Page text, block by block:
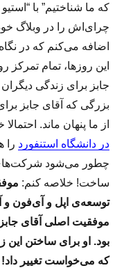
که ما شناختیم” با
چرای‌اش را در وبلاگ
اضافه می‌کنم که در
این روزها، تمام تمرکز
جابز برای زندگی دیگران
بزرگی که آقای جابز
از ما پنهان ماند.
در دانشگاه استنفورد را
چطور می‌شود شرکت‌های
ساخت! خلاصه کنم:
توسعه‌ی اپل و آی‌فون و
موفقیت اصلی آقای
بود. او برای ساختن
که می‌خواست تغییر داد!